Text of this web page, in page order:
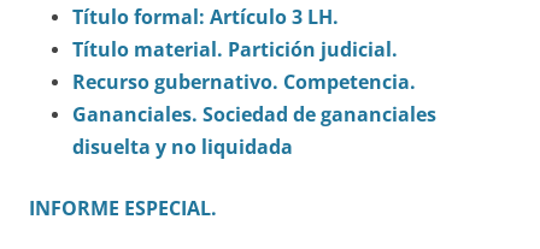
Título formal: Artículo 3 LH.
Título material. Partición judicial.
Recurso gubernativo. Competencia.
Gananciales. Sociedad de gananciales
disuelta y no liquidada
INFORME ESPECIAL.